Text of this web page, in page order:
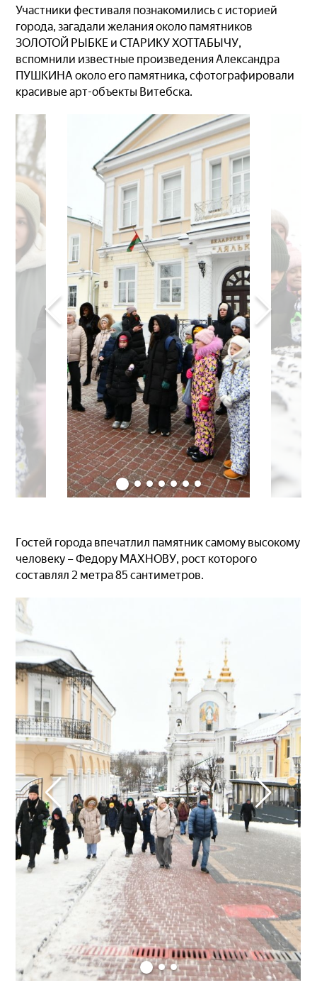
Участники фестиваля познакомились с историей
города, загадали желания около памятников
ЗОЛОТОЙ РЫБКЕ и СТАРИКУ ХОТТАБЫЧУ,
вспомнили известные произведения Александра
ПУШКИНА около его памятника, сфотографировали
красивые арт-объекты Витебска.
Гостей города впечатлил памятник самому высокому
человеку – Федору МАХНОВУ, рост которого
составлял 2 метра 85 сантиметров.